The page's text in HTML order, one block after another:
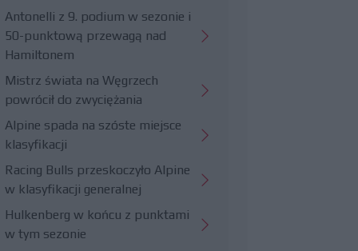
Antonelli z 9. podium w sezonie i
50-punktową przewagą nad
Hamiltonem
Mistrz świata na Węgrzech
powrócił do zwyciężania
Alpine spada na szóste miejsce
klasyfikacji
Racing Bulls przeskoczyło Alpine
w klasyfikacji generalnej
Hulkenberg w końcu z punktami
w tym sezonie